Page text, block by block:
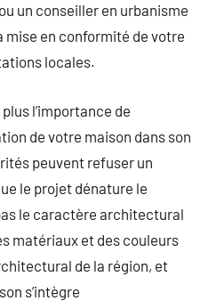
un conseiller en urbanisme
mise en conformité de votre
locales.
l’importance de
de votre maison dans son
peuvent refuser un
le projet dénature le
le caractère architectural
matériaux et des couleurs
de la région, et
s’intègre